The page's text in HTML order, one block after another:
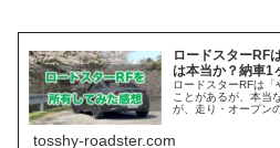
ロードスターRF
は本当か？納車1
ロードスターRFは
ことがあるが、本当
が、走り・オープン
tosshy-roadster.com